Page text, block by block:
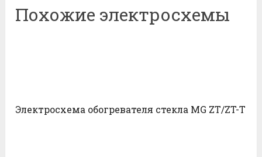
Похожие электросхемы
Электросхема обогревателя стекла MG ZT/ZT-T